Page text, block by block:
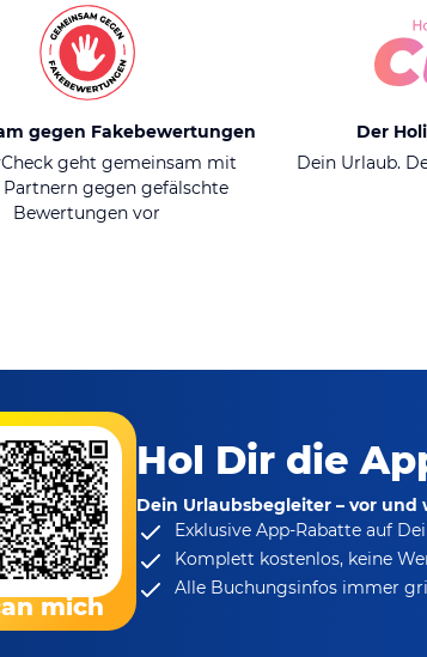
gegen Fakebewertungen
geht gemeinsam mit
Partnern gegen gefälschte
Bewertungen vor
Der
Dein Urlaub.
mich
Hol Dir die
Dein Urlaubsbegleiter – vor und
Exklusive App-Rabatteauf
Komplett kostenlos, keine
Alle Buchungsinfos immer